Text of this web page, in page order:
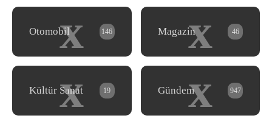
x
Otomobil 146 x
Magazin 46
x
Kültür Sanat 19 x
Gündem 947